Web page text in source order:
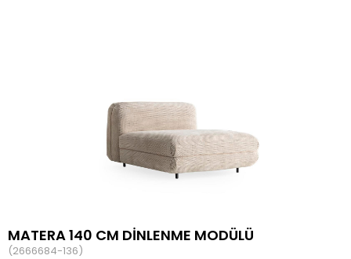
MATERA 140 CM DİNLENME MODÜLÜ
(2666684-136)